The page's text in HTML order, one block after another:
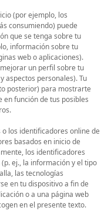
(por ejemplo, los
consumiendo) puede
que se tenga sobre tu
información sobre tu
web o aplicaciones).
un perfil sobre tu
aspectos personales). Tu
posterior) para mostrarte
función de tus posibles
los identificadores online de
basados en inicio de
los identificadores
ej., la información y el tipo
las tecnologías
en tu dispositivo a fin de
o a una página web
en el presente texto.